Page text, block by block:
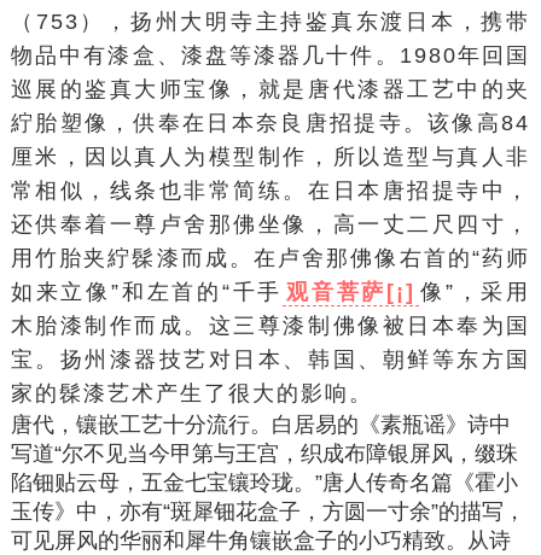
（753）， 扬州大明寺 主持鉴真东渡日本，携带
物品中有漆盒、漆盘等漆器几十件。1980年回国
巡展的鉴真大师宝像，就是唐代漆器工艺中的夹
紵胎塑像，供奉在日本奈良 唐招提寺。该像高84
厘米，因以真人为模型制作，所以造型与真人非
常相似，线条也非常简练。在日本唐招提寺中，
还供奉着一尊卢舍那佛坐像，高一丈二尺四寸，
用竹胎夹紵髹漆而成。在卢舍那佛像右首的“药师
如来立像”和左首的“千手 观音菩萨[¡] 像”，采用
木胎漆制作而成。这三尊漆制佛像被日本奉为国
宝。扬州漆器技艺对日本、韩国、朝鲜等东方国
家的髹漆艺术产生了很大的影响。
唐代，镶嵌工艺十分流行。 白居易的《素瓶谣》诗中
写道“尔不见当今甲第与王宫，织成布障银屏风，缀珠
陷钿贴云母，五金七宝镶玲珑。”唐人传奇名篇《霍小
玉传》中，亦有“斑犀钿花盒子，方圆一寸余”的描写，
可见屏风的华丽和犀牛角镶嵌盒子的小巧精致。从诗